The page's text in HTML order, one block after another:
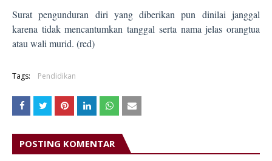
Surat pengunduran diri yang diberikan pun dinilai janggal
karena tidak mencantumkan tanggal serta nama jelas orangtua
atau wali murid. (red)
Tags: Pendidikan
POSTING KOMENTAR